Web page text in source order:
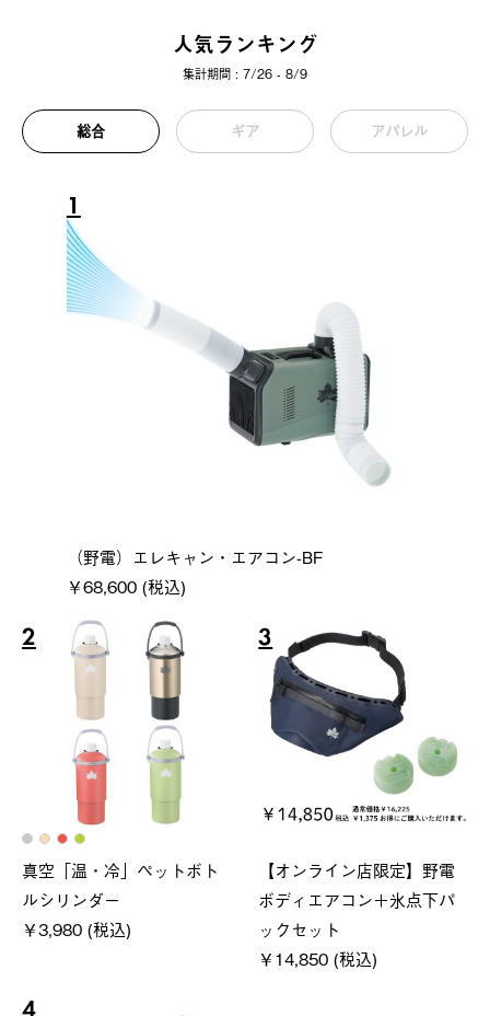
人気ランキング
集計期間 : 7/26 - 8/9
総合 ギア アパレル
1
（野電）エレキャン・エアコン-BF
￥68,600 (税込)
2
真空「温・冷」ペットボト
ルシリンダー
￥3,980 (税込)
3
【オンライン店限定】野電
ボディエアコン＋氷点下パ
ックセット
￥14,850 (税込)
4